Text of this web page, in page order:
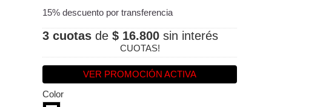
15% descuento por transferencia
3 cuotas de $ 16.800 sin interés
CUOTAS!
VER PROMOCIÓN ACTIVA
Color